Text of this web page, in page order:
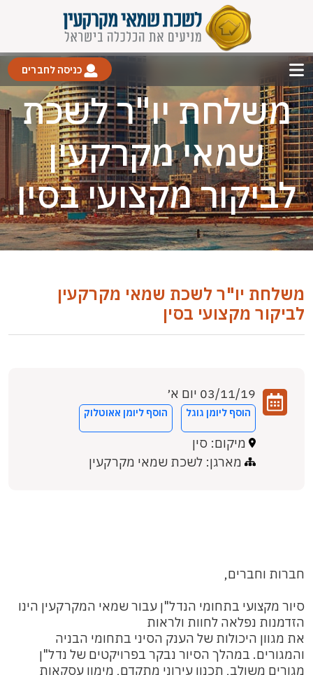
כניסה לחברים
משלחת יו"ר לשכת
שמאי מקרקעין
לביקור מקצועי בסין
משלחת יו"ר לשכת שמאי מקרקעין
לביקור מקצועי בסין
03/11/19 יום א׳
הוסף ליומן גוגל הוסף ליומן אאוטלוק
מיקום: סין
מארגן: לשכת שמאי מקרקעין
חברות וחברים,
סיור מקצועי בתחומי הנדל"ן עבור שמאי המקרקעין הינו
הזדמנות נפלאה לחוות ולראות
את מגוון היכולות של הענק הסיני בתחומי הבניה
והמגורים. במהלך הסיור נבקר בפרויקטים של נדל"ן
מגורים משולב, תכנון עירוני מתקדם, מימון עסקאות